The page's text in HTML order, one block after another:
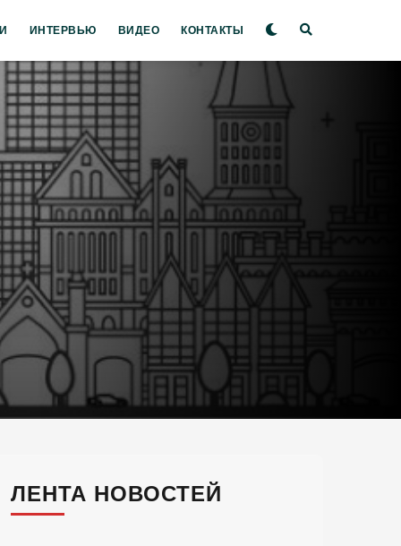
ИНТЕРВЬЮ ВИДЕО КОНТАКТЫ
ЛЕНТА НОВОСТЕЙ